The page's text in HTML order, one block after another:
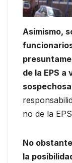
Asimismo,
de la EPS
no de la
No
la